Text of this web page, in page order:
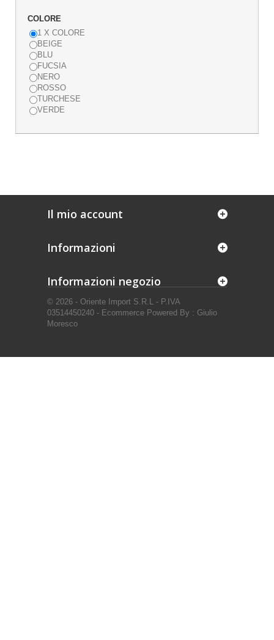
COLORE
1 X COLORE
BEIGE
BLU
FUCSIA
NERO
ROSSO
TURCHESE
VERDE
Il mio account
Informazioni
© 2026 - Oriente Import S.R.L - P.IVA
03514450240 - Ecommerce Powered By : Giulio
Moresco
Informazioni negozio